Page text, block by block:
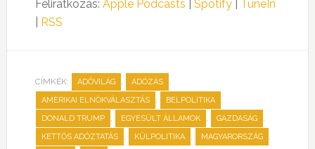
Feliratkozás: Apple Podcasts Spotify| TuneIn
RSS
CÍMKÉK: ADÓVILÁG , ADÓZÁS ,
AMERIKAI ELNÖKVÁLASZTÁS , BELPOLITIKA ,
DONALD TRUMP , EGYESÜLT ÁLLAMOK , GAZDASÁG ,
KETTŐS ADÓZTATÁS , KÜLPOLITIKA , MAGYARORSZÁG ,